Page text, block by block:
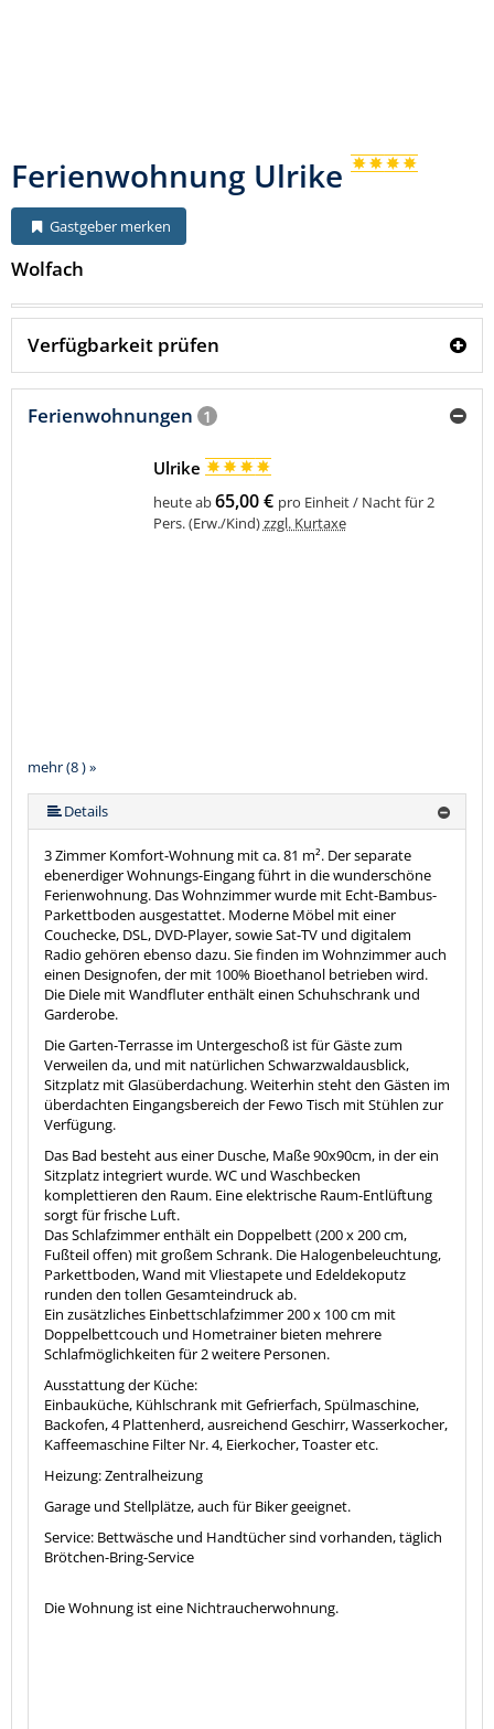
Ferienwohnung Ulrike
Gastgeber merken
Wolfach
Verfügbarkeit prüfen
Ferienwohnungen 1
mehr (8 ) »
mehr (8 ) »
mehr (8 ) »
mehr (8 ) »
mehr (8 ) »
Ulrike
heute ab65,00 € pro Einheit / Nacht für 2
Pers. (Erw./Kind)zzgl. Kurtaxe
Details
3 Zimmer Komfort-Wohnung mit ca. 81 m². Der separate
ebenerdiger Wohnungs-Eingang führt in die wunderschöne
Ferienwohnung. Das Wohnzimmer wurde mit Echt-Bambus-
Parkettboden ausgestattet. Moderne Möbel mit einer
Couchecke, DSL, DVD-Player, sowie Sat-TV und digitalem
Radio gehören ebenso dazu. Sie finden im Wohnzimmer auch
einen Designofen, der mit 100% Bioethanol betrieben wird.
Die Diele mit Wandfluter enthält einen Schuhschrank und
Garderobe.
Die Garten-Terrasse im Untergeschoß ist für Gäste zum
Verweilen da, und mit natürlichen Schwarzwaldausblick,
Sitzplatz mit Glasüberdachung. Weiterhin steht den Gästen im
überdachten Eingangsbereich der Fewo Tisch mit Stühlen zur
Verfügung.
Das Bad besteht aus einer Dusche, Maße 90x90cm, in der ein
Sitzplatz integriert wurde. WC und Waschbecken
komplettieren den Raum. Eine elektrische Raum-Entlüftung
sorgt für frische Luft.
Das Schlafzimmer enthält ein Doppelbett (200 x 200 cm,
Fußteil offen) mit großem Schrank. Die Halogenbeleuchtung,
Parkettboden, Wand mit Vliestapete und Edeldekoputz
runden den tollen Gesamteindruck ab.
Ein zusätzliches Einbettschlafzimmer 200 x 100 cm mit
Doppelbettcouch und Hometrainer bieten mehrere
Schlafmöglichkeiten für 2 weitere Personen.
Ausstattung der Küche:
Einbauküche, Kühlschrank mit Gefrierfach, Spülmaschine,
Backofen, 4 Plattenherd, ausreichend Geschirr, Wasserkocher,
Kaffeemaschine Filter Nr. 4, Eierkocher, Toaster etc.
Heizung: Zentralheizung
Garage und Stellplätze, auch für Biker geeignet.
Service: Bettwäsche und Handtücher sind vorhanden, täglich
Brötchen-Bring-Service
Die Wohnung ist eine Nichtraucherwohnung.